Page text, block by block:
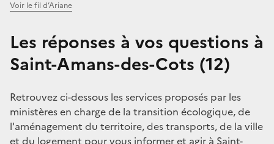
Voir le fil d’Ariane
Les réponses à vos questions à
Saint-Amans-des-Cots (12)
Retrouvez ci-dessous les services proposés par les
ministères en charge de la transition écologique, de
l'aménagement du territoire, des transports, de la ville
et du logement pour vous informer et agir à Saint-